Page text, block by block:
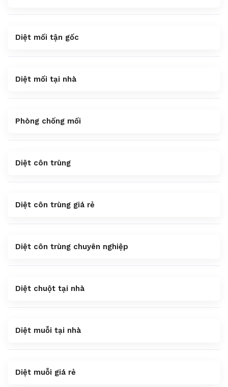
Diệt mối tận gốc
Diệt mối tại nhà
Phòng chống mối
Diệt côn trùng
Diệt côn trùng giá rẻ
Diệt côn trùng chuyên nghiệp
Diệt chuột tại nhà
Diệt muỗi tại nhà
Diệt muỗi giá rẻ